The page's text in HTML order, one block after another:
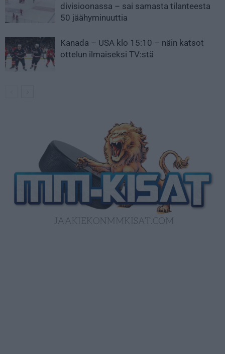
divisioonassa – sai samasta tilanteesta
50 jäähyminuuttia
Kanada – USA klo 15:10 – näin katsot
ottelun ilmaiseksi TV:stä